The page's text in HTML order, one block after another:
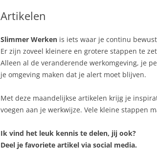
Aware Consultancy &
Artikelen
Slimmer Werken is iets waar je continu
Er zijn zoveel kleinere en grotere stappen te
Alleen al de veranderende werkomgeving, je
je omgeving maken dat je alert moet blijven.
Met deze maandelijkse artikelen krijg je
voegen aan je werkwijze. Vele kleine stappen
Ik vind het leuk kennis te delen, jij ook?
Deel je favoriete artikel via social media.